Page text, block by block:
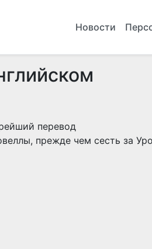
Новости
перевод
прежде чем сесть за